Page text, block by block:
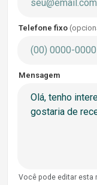
Telefone fixo
Mensagem
Você pode editar esta